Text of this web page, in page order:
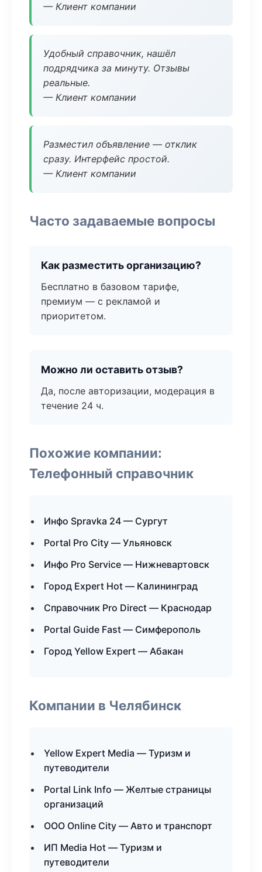
— Клиент компании
Удобный справочник, нашёл
подрядчика за минуту. Отзывы
реальные.
— Клиент компании
Разместил объявление — отклик
сразу. Интерфейс простой.
— Клиент компании
Часто задаваемые вопросы
Как разместить организацию?
Бесплатно в базовом тарифе,
премиум — с рекламой и
приоритетом.
Можно ли оставить отзыв?
Да, после авторизации, модерация в
течение 24 ч.
Похожие компании:
Телефонный справочник
Инфо Spravka 24 — Сургут
Portal Pro City — Ульяновск
Инфо Pro Service — Нижневартовск
Город Expert Hot — Калининград
Справочник Pro Direct — Краснодар
Portal Guide Fast — Симферополь
Город Yellow Expert — Абакан
Компании в Челябинск
Yellow Expert Media — Туризм и
путеводители
Portal Link Info — Желтые страницы
организаций
ООО Online City — Авто и транспорт
ИП Media Hot — Туризм и
путеводители